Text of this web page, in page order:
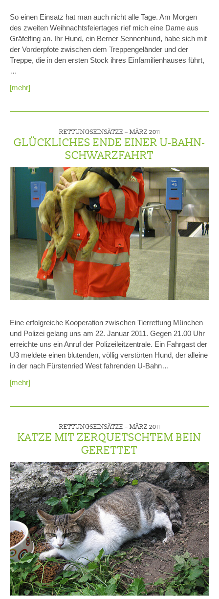
So einen Einsatz hat man auch nicht alle Tage. Am Morgen
des zweiten Weihnachtsfeiertages rief mich eine Dame aus
Gräfelfing an. Ihr Hund, ein Berner Sennenhund, habe sich mit
der Vorderpfote zwischen dem Treppengeländer und der
Treppe, die in den ersten Stock ihres Einfamilienhauses führt,
…
[mehr]
RETTUNGSEINSÄTZE – MÄRZ 2011
GLÜCKLICHES ENDE EINER U-BAHN-
SCHWARZFAHRT
Eine erfolgreiche Kooperation zwischen Tierrettung München
und Polizei gelang uns am 22. Januar 2011. Gegen 21.00 Uhr
erreichte uns ein Anruf der Polizeileitzentrale. Ein Fahrgast der
U3 meldete einen blutenden, völlig verstörten Hund, der alleine
in der nach Fürstenried West fahrenden U-Bahn…
[mehr]
RETTUNGSEINSÄTZE – MÄRZ 2011
KATZE MIT ZERQUETSCHTEM BEIN
GERETTET